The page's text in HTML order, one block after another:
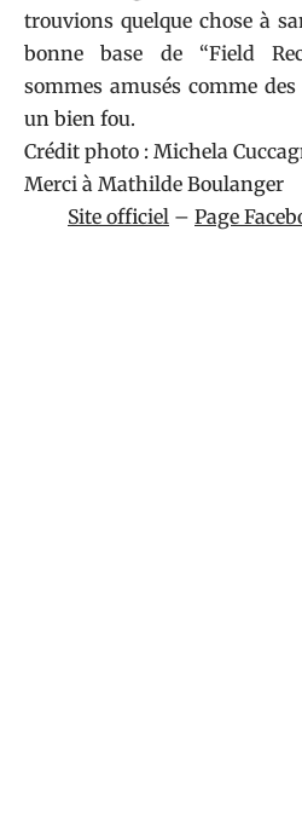
trouvions quelque chose à
bonne base de “Field
sommes amusés comme
un bien fou.
Crédit photo : Michela
Merci à Mathilde Boulanger
Site officiel – Page